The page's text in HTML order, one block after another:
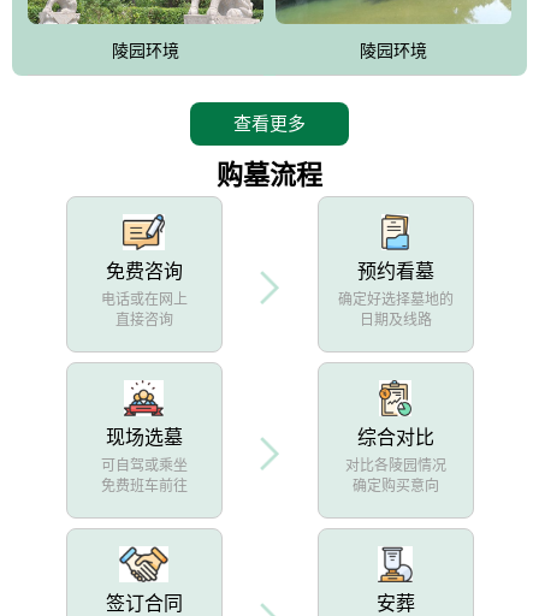
陵园环境 陵园环境
查看更多
购墓流程
免费咨询
电话或在网上
直接咨询
预约看墓
确定好选择墓地的
日期及线路
现场选墓
可自驾或乘坐
免费班车前往
综合对比
对比各陵园情况
确定购买意向
签订合同 安葬